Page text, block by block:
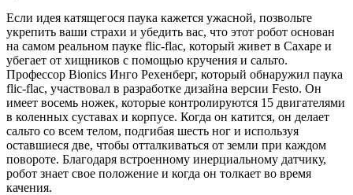
Если идея катящегося паука кажется ужасной, позвольте
укрепить ваши страхи и убедить вас, что этот робот основан
на самом реальном пауке flic-flac, который живет в Сахаре и
убегает от хищников с помощью кручения и сальто.
Профессор Bionics Инго Рехенберг, который обнаружил паука
flic-flac, участвовал в разработке дизайна версии Festo. Он
имеет восемь ножек, которые контролируются 15 двигателями
в коленных суставах и корпусе. Когда он катится, он делает
сальто со всем телом, подгибая шесть ног и используя
оставшиеся две, чтобы отталкиваться от земли при каждом
повороте. Благодаря встроенному инерциальному датчику,
робот знает свое положение и когда он толкает во время
качения.